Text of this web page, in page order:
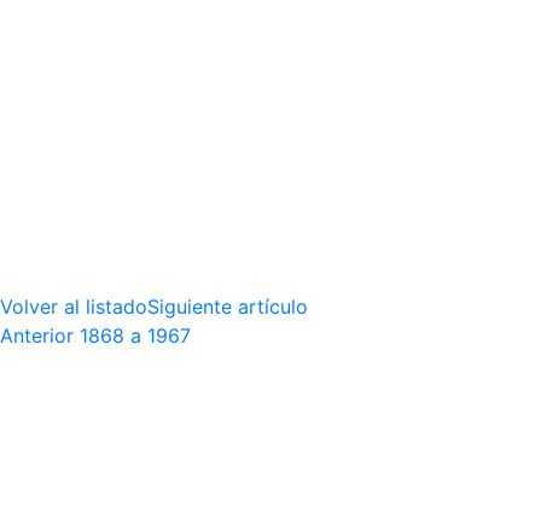
Volver al listadoSiguiente artículo
Anterior 1868 a 1967